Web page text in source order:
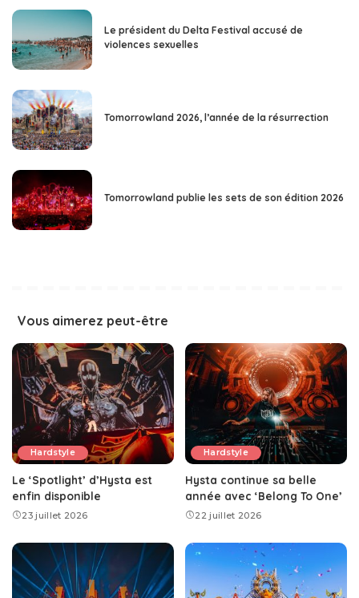
Le président du Delta Festival accusé de
violences sexuelles
Tomorrowland 2026, l’année de la résurrection
Tomorrowland publie les sets de son édition 2026
Vous aimerez peut-être
Hardstyle
Le ‘Spotlight’ d’Hysta est
enfin disponible
23 juillet 2026
Hardstyle
Hysta continue sa belle
année avec ‘Belong To One’
22 juillet 2026